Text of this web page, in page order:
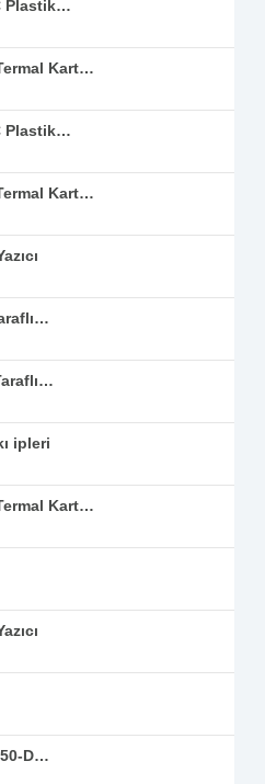
Plastik…
Kart…
Plastik…
Kart…
ipleri
Kart…
50-D…